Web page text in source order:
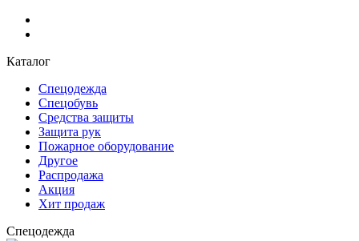
Каталог
Спецодежда
Спецобувь
Средства защиты
Защита рук
Пожарное оборудование
Другое
Распродажа
Акция
Хит продаж
Спецодежда